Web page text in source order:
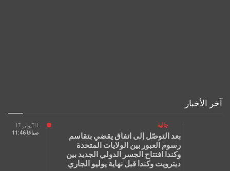
آخر الأخبار
يوليو 17TH
11:46 صباحًا
جالية
بعد التوصّل إلى اتفاق يقضي بتقاسم
رسوم العبور بين الولايات المتحدة
وكندا افتتاح الجسر الدولي الجديد بين
ديترويت وكندا قبل نهاية يوليو الجاري